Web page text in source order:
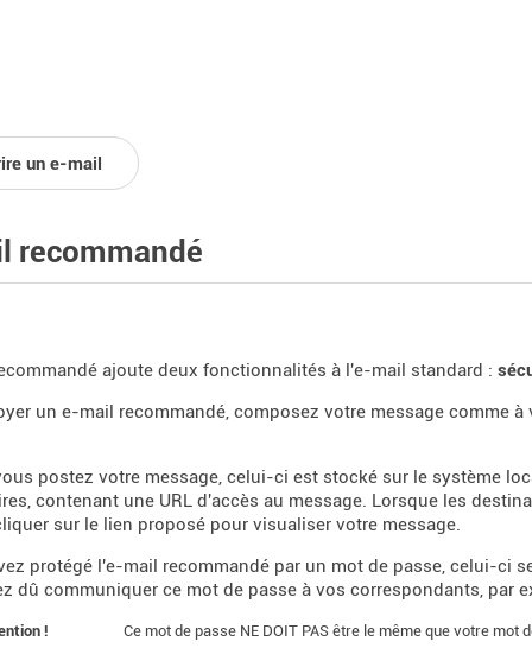
un e-mail
recommandé
ajoute deux fonctionnalités à l'e-mail standard :
un e-mail recommandé, composez votre message comme
postez votre message, celui-ci est stocké sur le système
contenant une URL d'accès au message. Lorsque les
sur le lien proposé pour visualiser votre message.
protégé l'e-mail recommandé par un mot de passe, celui-ci
dû communiquer ce mot de passe à vos correspondants, par
! Ce mot de passe NE DOIT PAS être le même que votre mot